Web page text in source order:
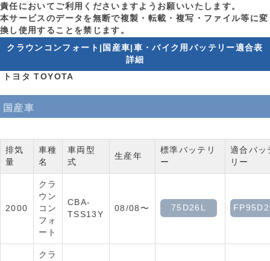
責任においてご利用くださいますようお願いいたします。
本サービスのデータを無断で複製・転載・複写・ファイル等に変
換し使用することを禁じます。
クラウンコンフォート|国産車|車・バイク用バッテリー適合表
詳細
トヨタ TOYOTA
国産車
排気
量
車種
名
車両型
式
生産年
標準バッテリ
ー
適合バッ
リー
2000
クラ
ウン
コン
フォ
ート
CBA-
TSS13Y
08/08〜 75D26L
クラ